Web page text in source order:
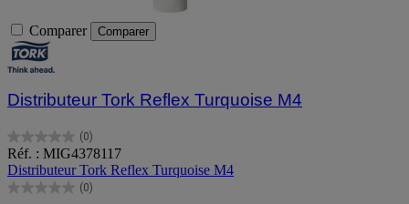
Comparer Comparer
Distributeur Tork Reflex Turquoise M4
(0)
0.0
sur
5
étoiles.
Réf. : MIG4378117
Distributeur Tork Reflex Turquoise M4
(0)
0.0